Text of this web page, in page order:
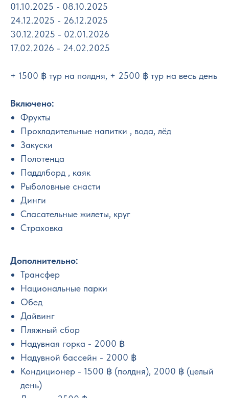
01.10.2025 - 08.10.2025
24.12.2025 - 26.12.2025
30.12.2025 - 02.01.2026
17.02.2026 - 24.02.2025
+ 1500 ฿ тур на полдня, + 2500 ฿ тур на весь день
Включено:
Фрукты
Прохладительные напитки , вода, лёд
Закуски
Полотенца
Паддлборд , каяк
Рыболовные снасти
Динги
Спасательные жилеты, круг
Страховка
Дополнительно:
Трансфер
Национальные парки
Обед
Дайвинг
Пляжный сбор
Надувная горка - 2000 ฿
Надувной бассейн - 2000 ฿
Кондиционер - 1500 ฿ (полдня), 2000 ฿ (целый
день)